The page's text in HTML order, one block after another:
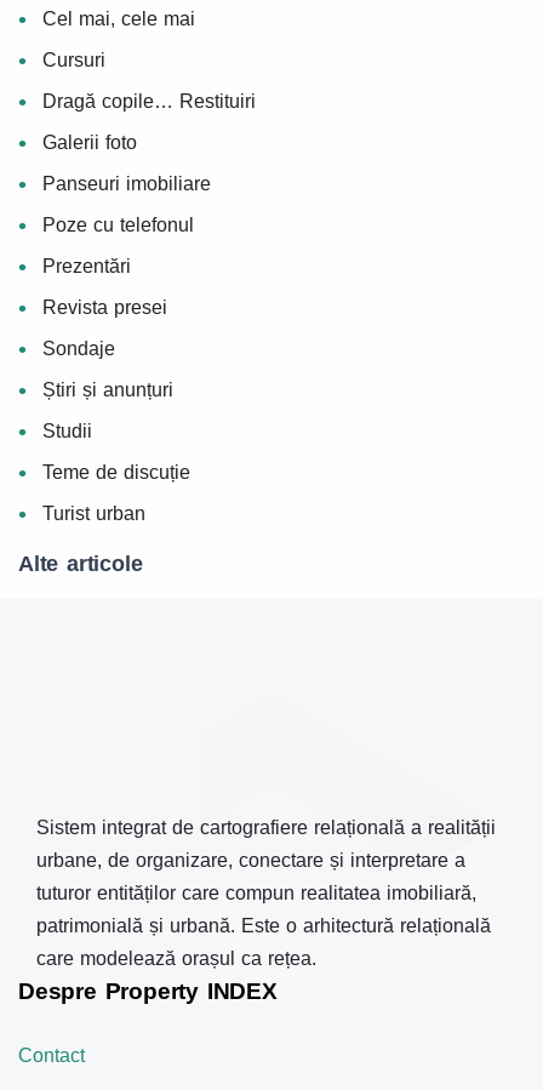
Cel mai, cele mai
Cursuri
Dragă copile… Restituiri
Galerii foto
Panseuri imobiliare
Poze cu telefonul
Prezentări
Revista presei
Sondaje
Știri și anunțuri
Studii
Teme de discuție
Turist urban
Alte articole
Sistem integrat de cartografiere relațională a realității
urbane, de organizare, conectare și interpretare a
tuturor entităților care compun realitatea imobiliară,
patrimonială și urbană. Este o arhitectură relațională
care modelează orașul ca rețea.
Despre Property INDEX
Contact